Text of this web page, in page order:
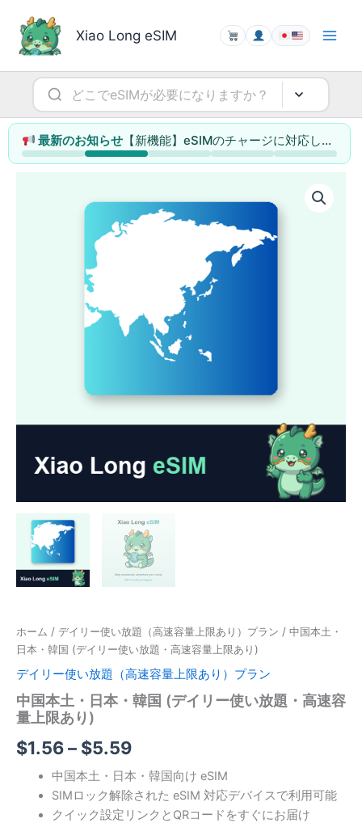
プ
Xiao Long eSIM
最新のお知らせ 【新機能】eSIMのチャージに対応しました（データ容量の追加・利用日数の延長）
ホーム / デイリー使い放題（高速容量上限あり）プラン / 中国本土・
日本・韓国 (デイリー使い放題・高速容量上限あり)
デイリー使い放題（高速容量上限あり）プラン
中国本土・日本・韓国 (デイリー使い放題・高速容
量上限あり)
$1.56– $5.59価
格
帯:
中国本土・日本・韓国向け eSIM
SIMロック解除された eSIM 対応デバイスで利用可能
クイック設定リンクとQRコードをすぐにお届け